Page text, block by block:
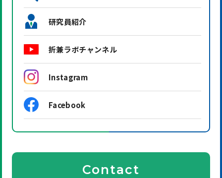
研究員紹介
折兼ラボチャンネル
Instagram
Facebook
Contact